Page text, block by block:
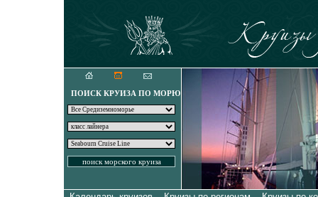
Круизы для
ПОИСК КРУИЗА ПО МОРЮ